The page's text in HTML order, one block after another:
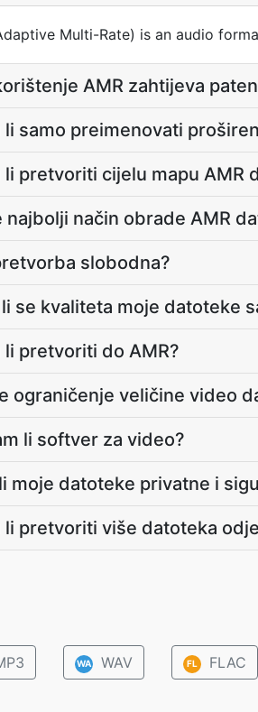
Multi-Rate) is an audio
AMR zahtijeva
li samo preimenovati
li pretvoriti cijelu mapu AMR
najbolji način obrade AMR
slobodna?
se kvaliteta moje datoteke
li pretvoriti do AMR?
ograničenje veličine video
li softver za video?
moje datoteke privatne i
li pretvoriti više datoteka
WA WAV FL FLAC